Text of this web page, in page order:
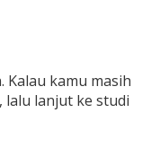
kamu masih
lalu lanjut ke studi